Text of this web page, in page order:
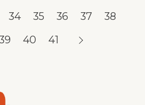
34 35 36 37
38
40 41